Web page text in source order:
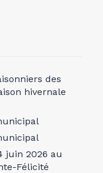
des
hivernale
juin 2026 au
Félicité